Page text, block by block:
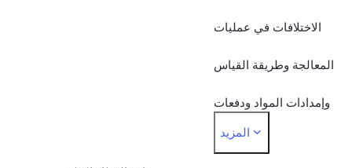
الاختلافات في عمليات
المعالجة وطريقة القياس
وإمدادات المواد ودفعات
الإنتاج.
المزيد